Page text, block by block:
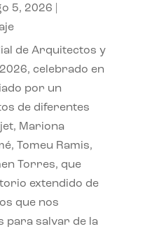
5, 2026
de Arquitectos y
celebrado en
por un
de diferentes
Mariona
Tomeu Ramis,
Torres, que
extendido de
que nos
para salvar de la